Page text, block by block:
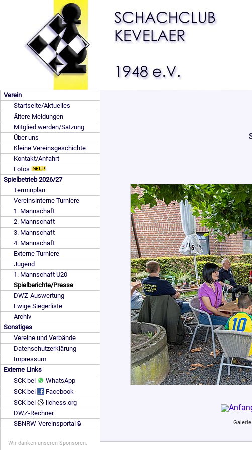
Verein
Startseite/Aktuelles
Ältere Meldungen
Mitglied werden/Satzung
Über uns
Kleine Vereinsgeschichte
Kontakt/Anfahrt
Fotos
Spielbetrieb 2026/27
Terminplan
Vereinsinterne Turniere
1. Mannschaft
2. Mannschaft
3. Mannschaft
4. Mannschaft
Externe Turniere
Jugend
1. Mannschaft U20
Spielberichte/Presse
DWZ-Auswertung
Ewige Siegerliste
Archiv
Sonstiges
Vereine und Verbände
Datenschutzerklärung
Impressum
Externe Links
SCK bei
WhatsApp
SCK bei
Facebook
SCK bei
lichess.org
DWZ-Rechner
SBNRW-Vereinsportal 🔒
Wir danken unseren Sponsoren: